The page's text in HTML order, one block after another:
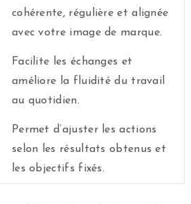
cohérente, régulière et alignée
avec votre image de marque.
Facilite les échanges et
améliore la fluidité du travail
au quotidien.
Permet d’ajuster les actions
selon les résultats obtenus et
les objectifs fixés.